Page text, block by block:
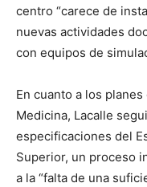
centro “carece de
nuevas actividades
con equipos de
En cuanto a los
Medicina, Lacalle
especificaciones del
Superior, un proceso
a la “falta de una